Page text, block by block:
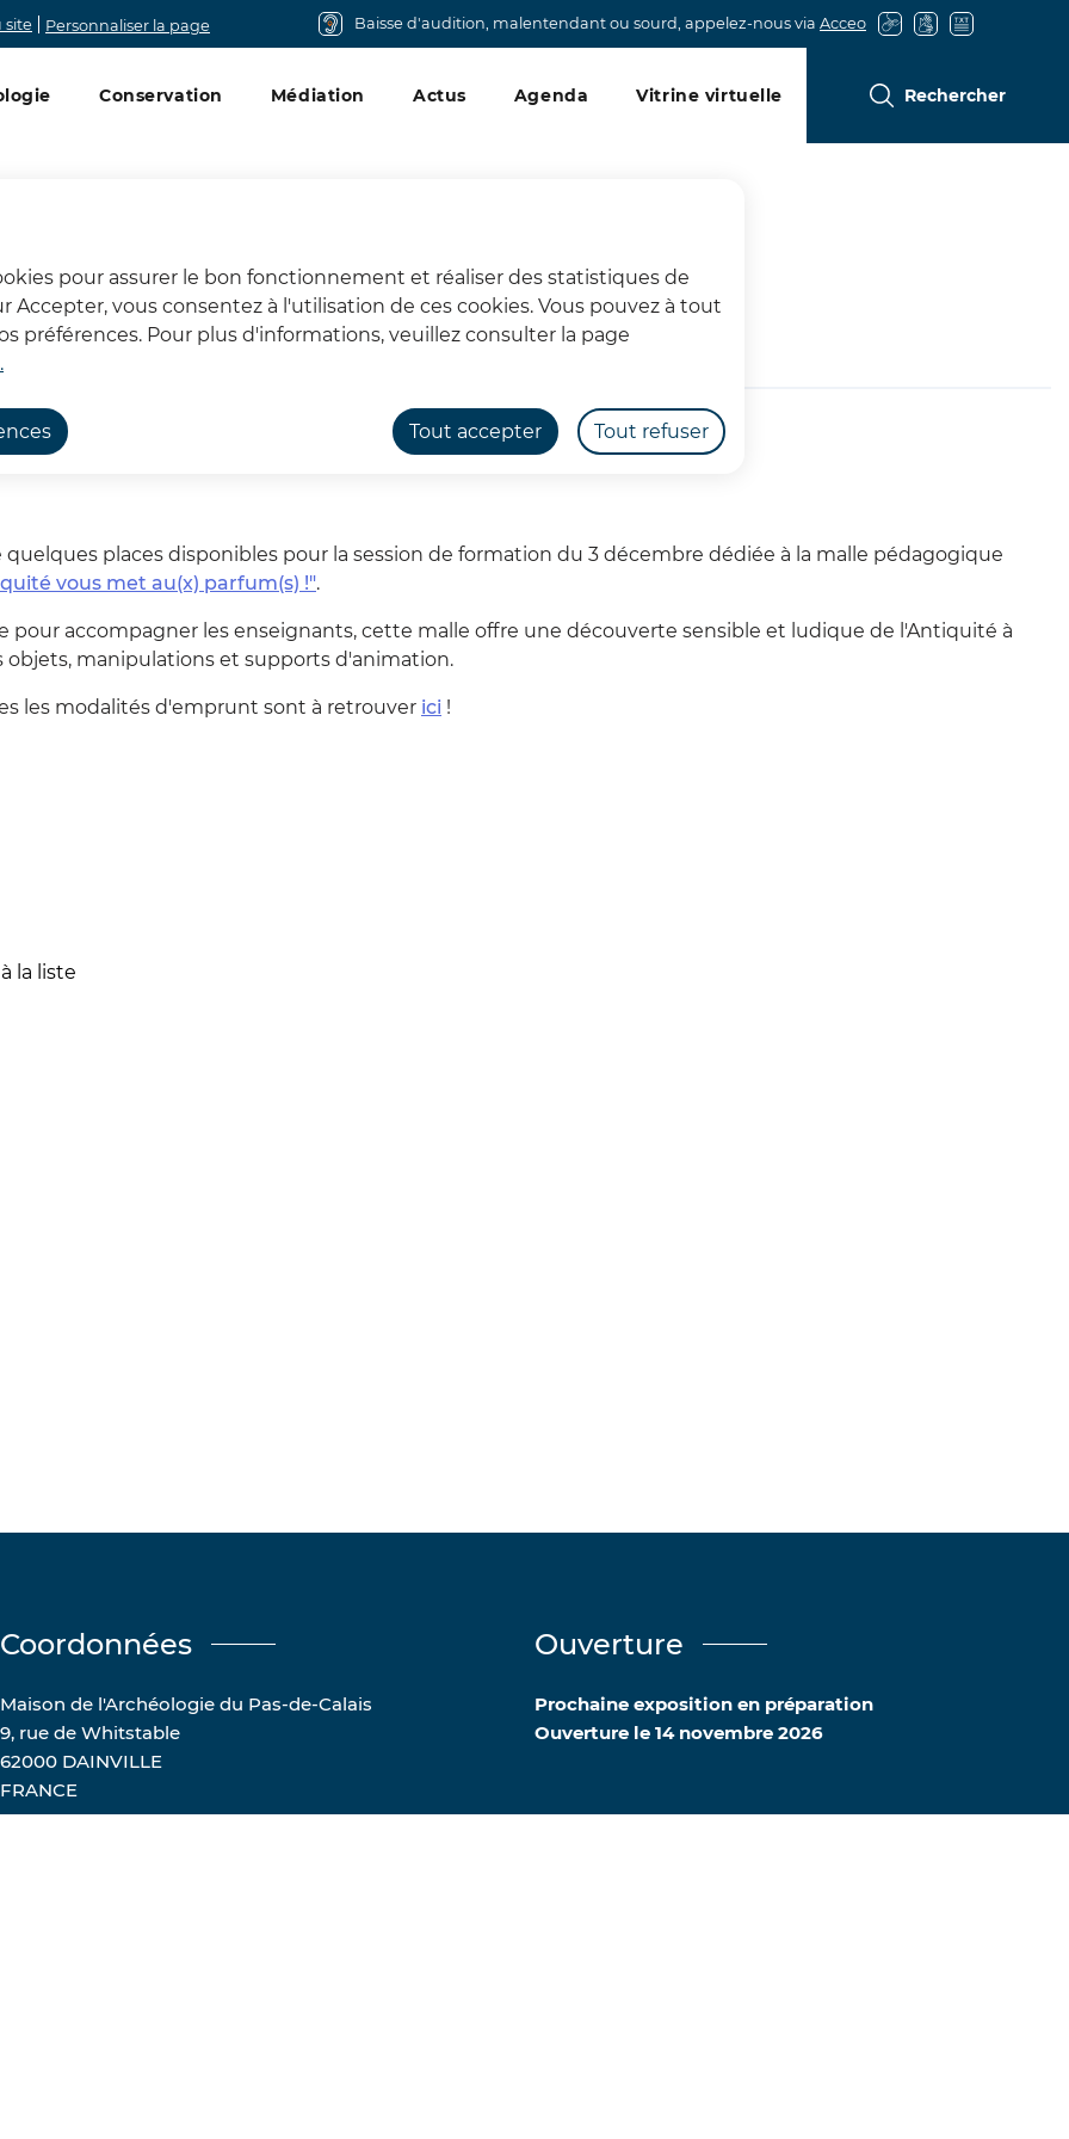
pour assurer le bon fonctionnement et réaliser des statistiques de
Accepter, vous consentez à l'utilisation de ces cookies. Vous pouvez à tout
préférences. Pour plus d'informations, veuillez consulter la page
Tout accepter Tout refuser
Baisse d'audition, malentendant ou sourd, appelez-nous via Acceo
site Personnaliser la page
Conservation Médiation Actus Agenda Vitrine virtuelle Rechercher
dans vos classes !
réveillez l'antiquité dans vos classes !
quelques places disponibles pour la session de formation du 3 décembre dédiée à la malle pédagogique
vous met au(x) parfum(s) !".
pour accompagner les enseignants, cette malle offre une découverte sensible et ludique de l'Antiquité à
objets, manipulations et supports d'animation.
les modalités d'emprunt sont à retrouver ici !
la liste
Coordonnées
Maison de l'Archéologie du Pas-de-Calais
9, rue de Whitstable
62000 DAINVILLE
FRANCE
Ouverture
Prochaine exposition en préparation
Ouverture le 14 novembre 2026